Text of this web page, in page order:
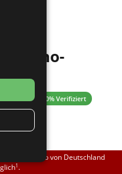
Latino-
✓ 100% Verifiziert
Versand
wir innerhalb von Deutschland
1.